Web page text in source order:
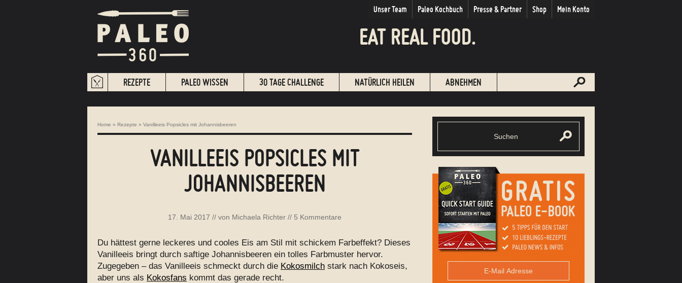
EAT REAL FOOD.
Unser Team Paleo Kochbuch Presse & Partner Shop Mein Konto
REZEPTE PALEO WISSEN 30 TAGE CHALLENGE NATÜRLICH HEILEN ABNEHMEN
Home » Rezepte » Vanilleeis Popsicles mit Johannisbeeren
VANILLEEIS POPSICLES MIT
JOHANNISBEEREN
17. Mai 2017 // von Michaela Richter // 5 Kommentare
Du hättest gerne leckeres und cooles Eis am Stil mit schickem Farbeffekt? Dieses
Vanilleeis bringt durch saftige Johannisbeeren ein tolles Farbmuster hervor.
Zugegeben – das Vanilleeis schmeckt durch die Kokosmilch stark nach Kokoseis,
aber uns als Kokosfans kommt das gerade recht.